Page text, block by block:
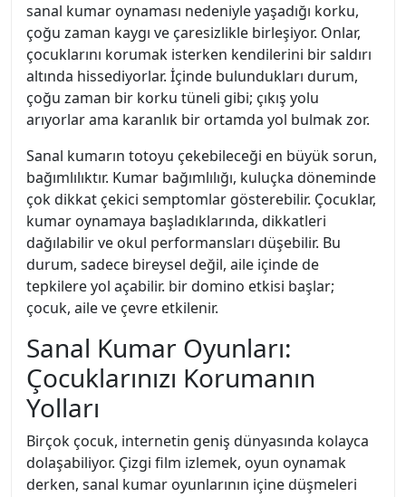
sanal kumar oynaması nedeniyle yaşadığı korku,
çoğu zaman kaygı ve çaresizlikle birleşiyor. Onlar,
çocuklarını korumak isterken kendilerini bir saldırı
altında hissediyorlar. İçinde bulundukları durum,
çoğu zaman bir korku tüneli gibi; çıkış yolu
arıyorlar ama karanlık bir ortamda yol bulmak zor.
Sanal kumarın totoyu çekebileceği en büyük sorun,
bağımlılıktır. Kumar bağımlılığı, kuluçka döneminde
çok dikkat çekici semptomlar gösterebilir. Çocuklar,
kumar oynamaya başladıklarında, dikkatleri
dağılabilir ve okul performansları düşebilir. Bu
durum, sadece bireysel değil, aile içinde de
tepkilere yol açabilir. bir domino etkisi başlar;
çocuk, aile ve çevre etkilenir.
Sanal Kumar Oyunları:
Çocuklarınızı Korumanın
Yolları
Birçok çocuk, internetin geniş dünyasında kolayca
dolaşabiliyor. Çizgi film izlemek, oyun oynamak
derken, sanal kumar oyunlarının içine düşmeleri